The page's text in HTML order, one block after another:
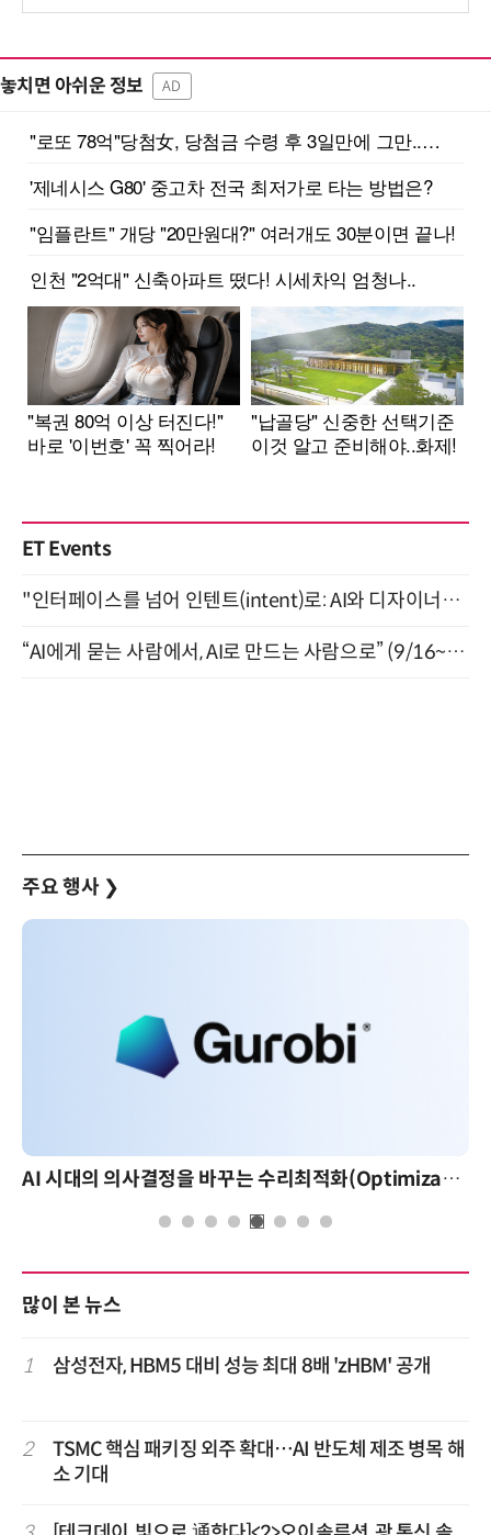
놓치면 아쉬운 정보 AD
ET Events
"인터페이스를 넘어 인텐트(intent)로: AI와 디자이너가 함께 만드는 공존의 UX" 강남역 (9/2)
“AI에게 묻는 사람에서, AI로 만드는 사람으로” (9/16~17)
주요 행사 ❯
AI 시대의 의사결정을 바꾸는 수리최적화(Optimization): 실제 산업 적용 사례와 활용 전략
많이 본 뉴스
1 삼성전자, HBM5 대비 성능 최대 8배 'zHBM' 공개
2
TSMC 핵심 패키징 외주 확대…AI 반도체 제조 병목 해
소 기대